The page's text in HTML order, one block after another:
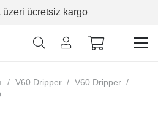
üzeri ücretsiz kargo
/ V60 Dripper / V60 Dripper /